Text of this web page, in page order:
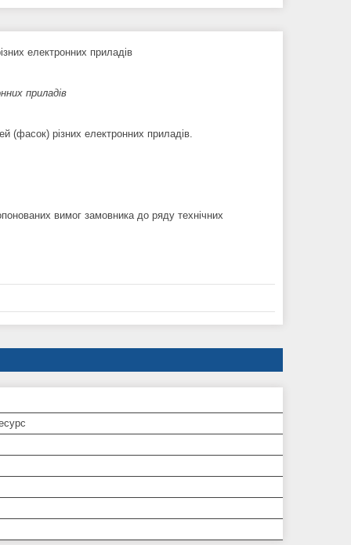
електронних приладів
приладів
різних електронних приладів.
вимог замовника до ряду технічних